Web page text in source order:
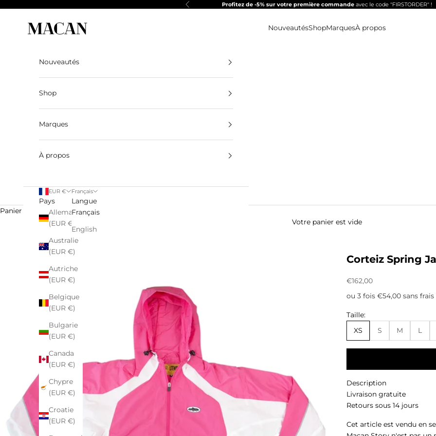
Précédent Profitez de -5% sur votre première commande avec le code "FIRSTORDER" !
Macan Story
NouveautésShopMarquesÀ propos
Nouveautés
Shop
Marques
À propos
EUR €
Pays
Allemagne
(EUR €)
Australie
(EUR €)
Autriche
(EUR €)
Belgique
(EUR €)
Bulgarie
(EUR €)
Canada
(EUR €)
Chypre
(EUR €)
Croatie
(EUR €)
Français
Langue
Français
English
Panier
Votre panier est vide
Corteiz Spring
Prix de vente
€162,00
ou 3 fois €54,00 sans frais
Taille:
XS
S M L
Description
Livraison gratuite
Retours sous 14 jours
Cet article est vendu en